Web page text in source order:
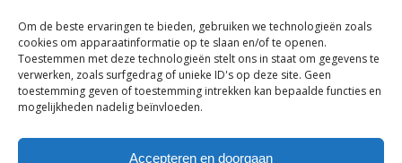
Om de beste ervaringen te bieden, gebruiken we technologieën zoals
cookies om apparaatinformatie op te slaan en/of te openen.
Toestemmen met deze technologieën stelt ons in staat om gegevens te
verwerken, zoals surfgedrag of unieke ID's op deze site. Geen
toestemming geven of toestemming intrekken kan bepaalde functies en
mogelijkheden nadelig beïnvloeden.
Accepteren en doorgaan
Nieuwsbrief Januari – Februari 2026 – Mensen
met dementie in Groningen
7 February 2026 0
Ondersteun mantelzorgers – gun hun een
adempauze in De Opstap. Inzamelingsactie
voor De Opstap gestart op GoFundMe
0